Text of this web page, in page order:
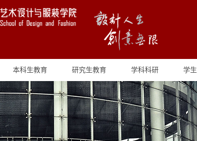
本科生教育 研究生教育 学科科研 学